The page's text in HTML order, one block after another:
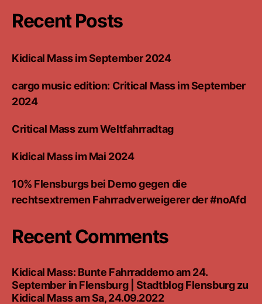
Recent Posts
Kidical Mass im September 2024
cargo music edition: Critical Mass im September
2024
Critical Mass zum Weltfahrradtag
Kidical Mass im Mai 2024
10% Flensburgs bei Demo gegen die
rechtsextremen Fahrradverweigerer der #noAfd
Recent Comments
Kidical Mass: Bunte Fahrraddemo am 24.
September in Flensburg | Stadtblog Flensburgzu
Kidical Mass am Sa, 24.09.2022